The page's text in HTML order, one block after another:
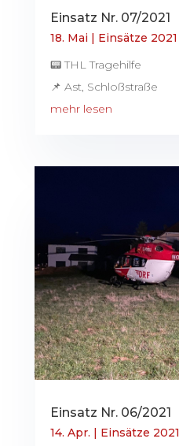
Einsatz Nr. 07/2021
18. Mai | Einsätze 2021
📟 THL Tragehilfe
📌 Ast, Schloßstraße
mehr lesen
Einsatz Nr. 06/2021
14. Apr. | Einsätze 2021